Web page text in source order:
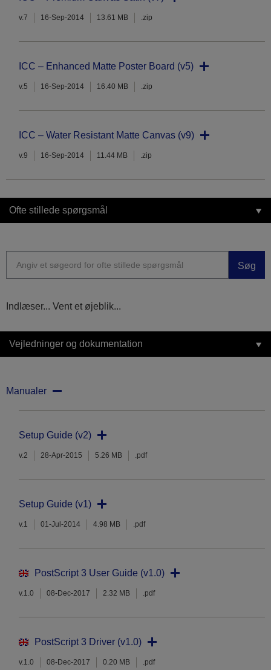
v.7 16-Sep-2014 13.61 MB .zip
ICC – Enhanced Matte Poster Board (v5)
v.5 16-Sep-2014 16.40 MB .zip
ICC – Water Resistant Matte Canvas (v9)
v.9 16-Sep-2014 11.44 MB .zip
Ofte stillede spørgsmål
Søg
Indlæser... Vent et øjeblik...
Vejledninger og dokumentation
Manualer
Setup Guide (v2)
v.2 28-Apr-2015 5.26 MB .pdf
Setup Guide (v1)
v.1 01-Jul-2014 4.98 MB .pdf
PostScript 3 User Guide (v1.0)
v.1.0 08-Dec-2017 2.32 MB .pdf
PostScript 3 Driver (v1.0)
v.1.0 08-Dec-2017 0.20 MB .pdf